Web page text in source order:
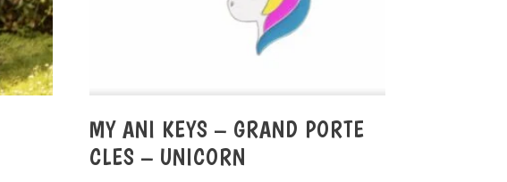
MY ANI KEYS – GRAND PORTE
CLES – UNICORN